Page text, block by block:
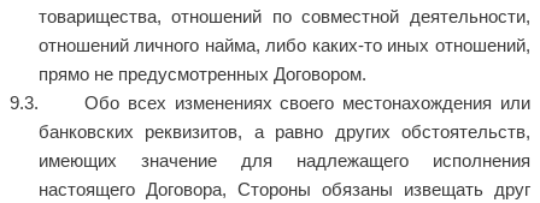
товарищества, отношений по совместной деятельности,
отношений личного найма, либо каких-то иных отношений,
прямо не предусмотренных Договором.
Обо всех изменениях своего местонахождения или
банковских реквизитов, а равно других обстоятельств,
имеющих значение для надлежащего исполнения
настоящего Договора, Стороны обязаны извещать друг